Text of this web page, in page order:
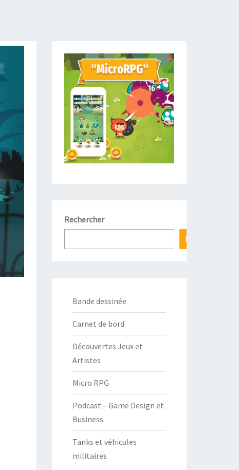
Rechercher
Hop
Bande dessinée
Carnet de bord
Découvertes Jeux et
Artistes
Micro RPG
Podcast – Game Design et
Business
Tanks et véhicules
militaires